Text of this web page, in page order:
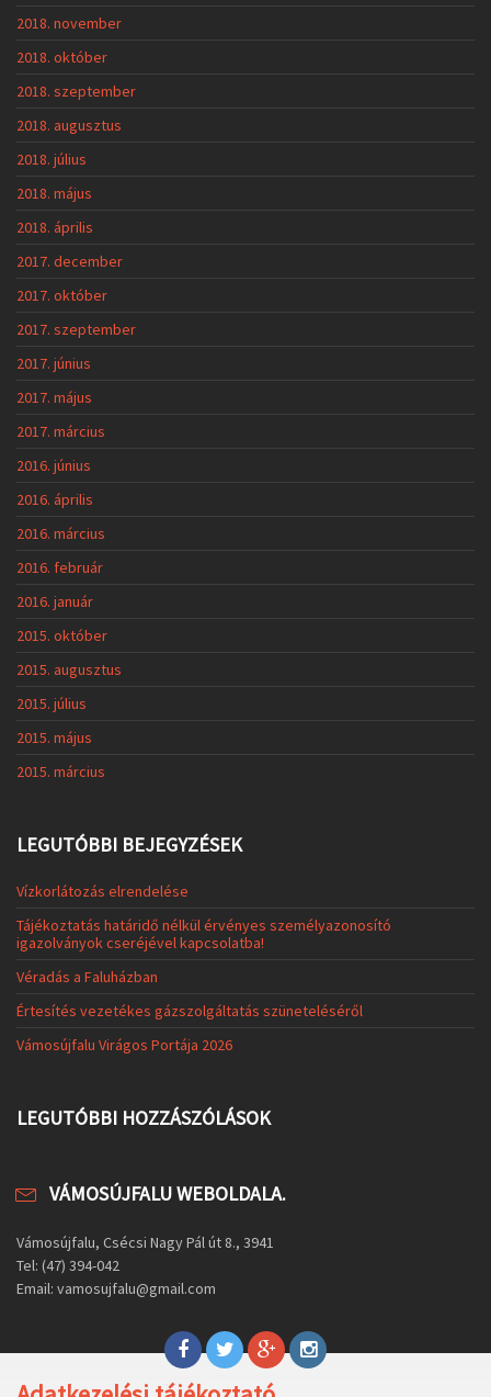
2018. november
2018. október
2018. szeptember
2018. augusztus
2018. július
2018. május
2018. április
2017. december
2017. október
2017. szeptember
2017. június
2017. május
2017. március
2016. június
2016. április
2016. március
2016. február
2016. január
2015. október
2015. augusztus
2015. július
2015. május
2015. március
LEGUTÓBBI BEJEGYZÉSEK
Vízkorlátozás elrendelése
Tájékoztatás határidő nélkül érvényes személyazonosító
igazolványok cseréjével kapcsolatba!
Véradás a Faluházban
Értesítés vezetékes gázszolgáltatás szüneteléséről
Vámosújfalu Virágos Portája 2026
LEGUTÓBBI HOZZÁSZÓLÁSOK
VÁMOSÚJFALU WEBOLDALA.
Vámosújfalu, Csécsi Nagy Pál út 8., 3941
Tel: (47) 394-042
Email: vamosujfalu@gmail.com